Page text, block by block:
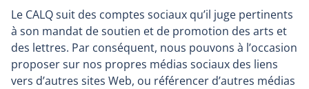
Le CALQ suit des comptes sociaux qu’il juge pertinents
à son mandat de soutien et de promotion des arts et
des lettres. Par conséquent, nous pouvons à l’occasion
proposer sur nos propres médias sociaux des liens
vers d’autres sites Web, ou référencer d’autres médias